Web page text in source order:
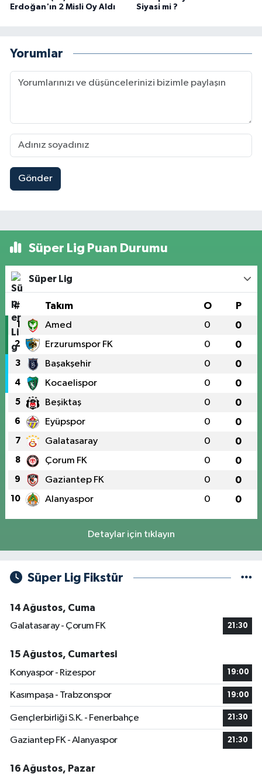
Erdoğan'ın 2 Misli Oy Aldı
Siyasi mi ?
Yorumlar
Gönder
Süper Lig Puan Durumu
Süper Lig
# Takım O P
1 Amed 0 0
2 Erzurumspor FK 0 0
3 Başakşehir 0 0
4 Kocaelispor 0 0
5 Beşiktaş 0 0
6 Eyüpspor 0 0
7 Galatasaray 0 0
8 Çorum FK 0 0
9 Gaziantep FK 0 0
10 Alanyaspor 0 0
Detaylar için tıklayın
Süper Lig Fikstür
14 Ağustos, Cuma
Galatasaray - Çorum FK
21:30
15 Ağustos, Cumartesi
Konyaspor - Rizespor
19:00
Kasımpaşa - Trabzonspor 19:00
Gençlerbirliği S.K. - Fenerbahçe 21:30
Gaziantep FK - Alanyaspor 21:30
16 Ağustos, Pazar